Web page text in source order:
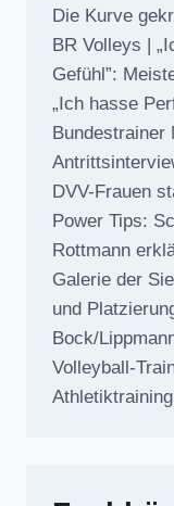
Die Kurve
BR Volleys |
Gefühl”:
„Ich hasse
Bundestrainer
DVV-Frauen
Power Tips:
Rottmann
Galerie der
und
Bock/
Volleyball-